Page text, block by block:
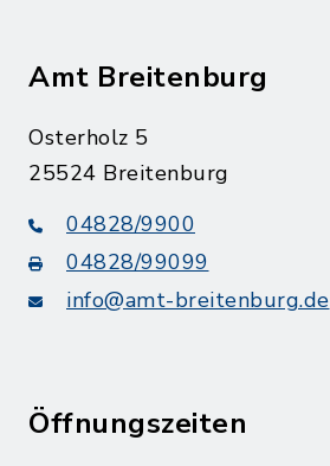
Amt Breitenburg
Osterholz 5
25524 Breitenburg
04828/9900
04828/99099
info@amt-breitenburg.de
Öffnungszeiten